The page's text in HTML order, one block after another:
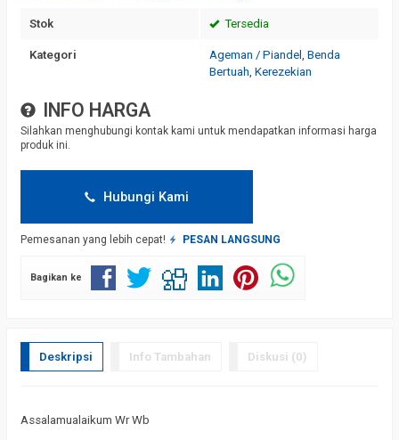
Stok Tersedia
Kategori Ageman / Piandel , Benda
Bertuah, Kerezekian
INFO HARGA
Silahkan menghubungi kontak kami untuk mendapatkan informasi harga
produk ini.
Hubungi Kami
Pemesanan yang lebih cepat! PESAN LANGSUNG
Bagikan ke
Deskripsi Info Tambahan Diskusi (0)
Assalamualaikum Wr Wb